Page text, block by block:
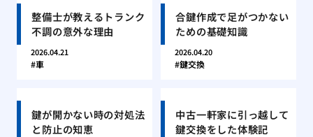
整備士が教えるトランク
不調の意外な理由
2026.04.21
車
合鍵作成で足がつかない
ための基礎知識
2026.04.20
鍵交換
鍵が開かない時の対処法
と防止の知恵
中古一軒家に引っ越して
鍵交換をした体験記